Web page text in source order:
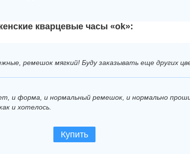
кварцевые часы «ok»:
ремешок мягкий! Буду заказывать еще других
и форма, и нормальный ремешок, и нормально
и хотелось.
Купить